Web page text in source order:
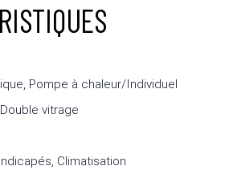
Pompe à chaleur/Individuel
vitrage
Climatisation